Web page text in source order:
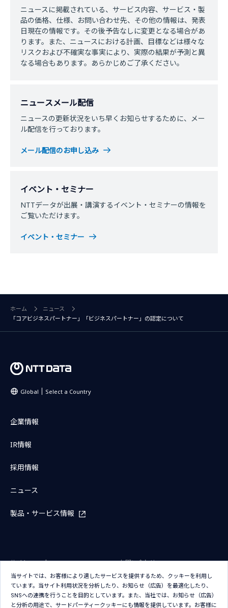
ニュースに掲載されている、サービス内容、サービス・製
品の価格、仕様、お問い合わせ先、その他の情報は、発表
日現在の情報です。その後予告なしに変更となる場合があ
ります。また、ニュースにおける計画、目標などは様々な
リスクおよび不確実な事実により、実際の結果が予測と異
なる場合もあります。あらかじめご了承ください。
ニュースメール配信
ニュースの更新状況をいち早くお知らせするために、メー
ル配信を行っております。
メール配信のお申し込み
イベント・セミナー
NTTデータが出展・講演するイベント・セミナーの情報を
ご覧いただけます。
イベント・セミナー
ホーム
ニュース
「コアビジネスパートナー」「ビジネスパートナー」の認定について
Global Select a Country
企業情報
IR情報
採用情報
ニュース
製品・サービス情報
サイトマップ
お問い合わせ
サイトのご利用条件
プライバシーポリシー
アクセシビリティポリシー
クッキー（Cookie）ポリシー
当サイトでは、お客様により適したサービスを提供するため、クッキーを利用し
ています。当サイト利用状況を分析したり、お知らせ（広告）を最適化したり、
SNSへの連携を行うことを目的としています。また、当社では、お知らせ（広告）
と分析の用途で、サードパーティークッキーにも情報を提供しています。お客様に